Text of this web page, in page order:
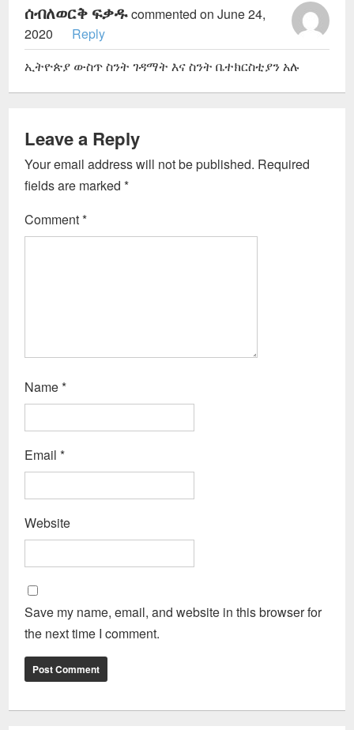
ሰብለወርቅ ፍቃዱcommented on June 24,
2020
Reply
ኢትዮጵያ ውስጥ ስንት ገዳማት እና ስንት ቤተክርስቲያን አሉ
Leave a Reply
Your email address will not be published. Required
fields are marked*
Comment*
Name*
Email*
Website
Save my name, email, and website in this browser for
the next time I comment.